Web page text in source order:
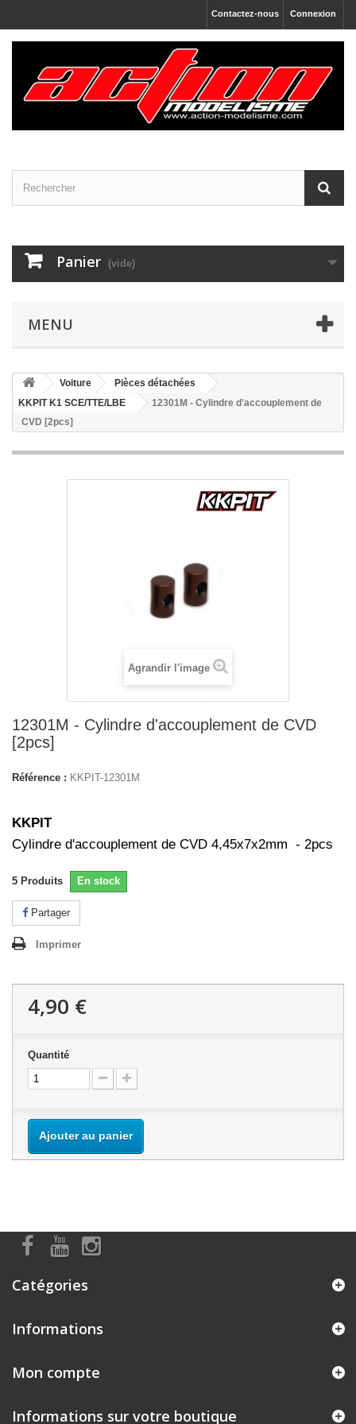
Connexion
Contactez-nous
Panier (vide)
MENU
Voiture
Pièces détachées
KKPIT K1 SCE/TTE/LBE
12301M - Cylindre d'accouplement de
CVD [2pcs]
Agrandir l'image
12301M - Cylindre d'accouplement de CVD
[2pcs]
Référence : KKPIT-12301M
KKPIT
Cylindre d'accouplement de CVD 4,45x7x2mm - 2pcs
5 Produits En stock
Partager
Imprimer
4,90 €
Quantité
Ajouter au panier
Catégories
Informations
Mon compte
Informations sur votre boutique